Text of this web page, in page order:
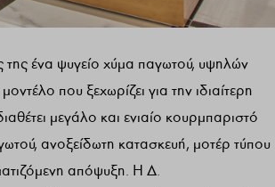
ένα ψυγείο χύμα παγωτού, υψηλών
που ξεχωρίζει για την ιδιαίτερη
μεγάλο και ενιαίο κουρμπαριστό
ανοξείδωτη κατασκευή, μοτέρ τύπου
απόψυξη. Η Δ.